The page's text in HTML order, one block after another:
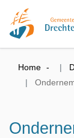
Home